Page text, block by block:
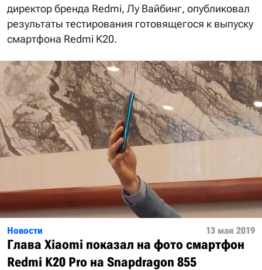
директор бренда Redmi, Лу Вайбинг, опубликовал
результаты тестирования готовящегося к выпуску
смартфона Redmi K20.
Новости 13 мая 2019
Глава Xiaomi показал на фото смартфон
Redmi K20 Pro на Snapdragon 855